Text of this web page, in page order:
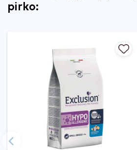
pirko:
Ankstesnis